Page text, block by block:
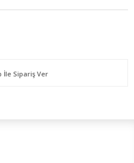
İle Sipariş Ver